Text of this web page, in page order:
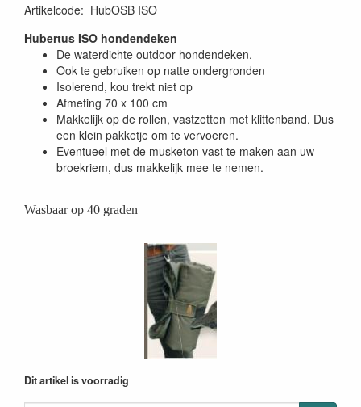
Artikelcode: HubOSB ISO
Hubertus ISO hondendeken
De waterdichte outdoor hondendeken.
Ook te gebruiken op natte ondergronden
Isolerend, kou trekt niet op
Afmeting 70 x 100 cm
Makkelijk op de rollen, vastzetten met klittenband. Dus
een klein pakketje om te vervoeren.
Eventueel met de musketon vast te maken aan uw
broekriem, dus makkelijk mee te nemen.
Wasbaar op 40 graden
Dit artikel is voorradig